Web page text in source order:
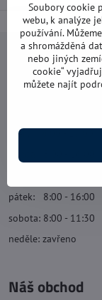
Navštivte nás
Otevírací doba:
úterý: 8:00 - 17:00
pátek: 8:00 - 16:00
sobota: 8:00 - 11:30
neděle: zavřeno
Náš obchod
Soubory cookie
webu, k analýze
používání.
a shromážděná
nebo jiných
cookie“
můžete najít